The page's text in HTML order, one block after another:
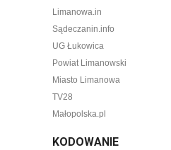
Limanowa.in
Sądeczanin.info
UG Łukowica
Powiat Limanowski
Miasto Limanowa
TV28
Małopolska.pl
KODOWANIE